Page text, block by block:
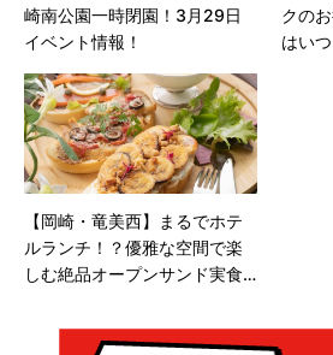
崎南公園一時閉園！3月29日
イベント情報！
クの
はいつ
【岡崎・竜美西】まるでホテ
ルランチ！？優雅な空間で楽
しむ絶品オープンサンド実食